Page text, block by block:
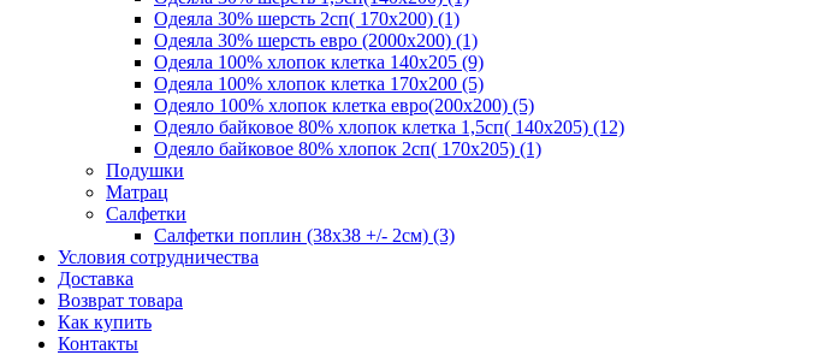
Одеяла 30% шерсть 2сп( 170х200) (1)
Одеяла 30% шерсть евро (2000х200) (1)
Одеяла 100% хлопок клетка 140х205 (9)
Одеяла 100% хлопок клетка 170х200 (5)
Одеяло 100% хлопок клетка евро(200х200) (5)
Одеяло байковое 80% хлопок клетка 1,5сп( 140х205) (12)
Одеяло байковое 80% хлопок 2сп( 170х205) (1)
Подушки
Матрац
Салфетки
Салфетки поплин (38х38 +/- 2см) (3)
Условия сотрудничества
Доставка
Возврат товара
Как купить
Контакты